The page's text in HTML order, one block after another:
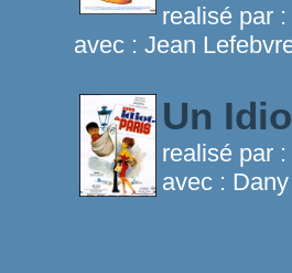
realisé par :
avec : Jean
Un
realisé par :
avec :